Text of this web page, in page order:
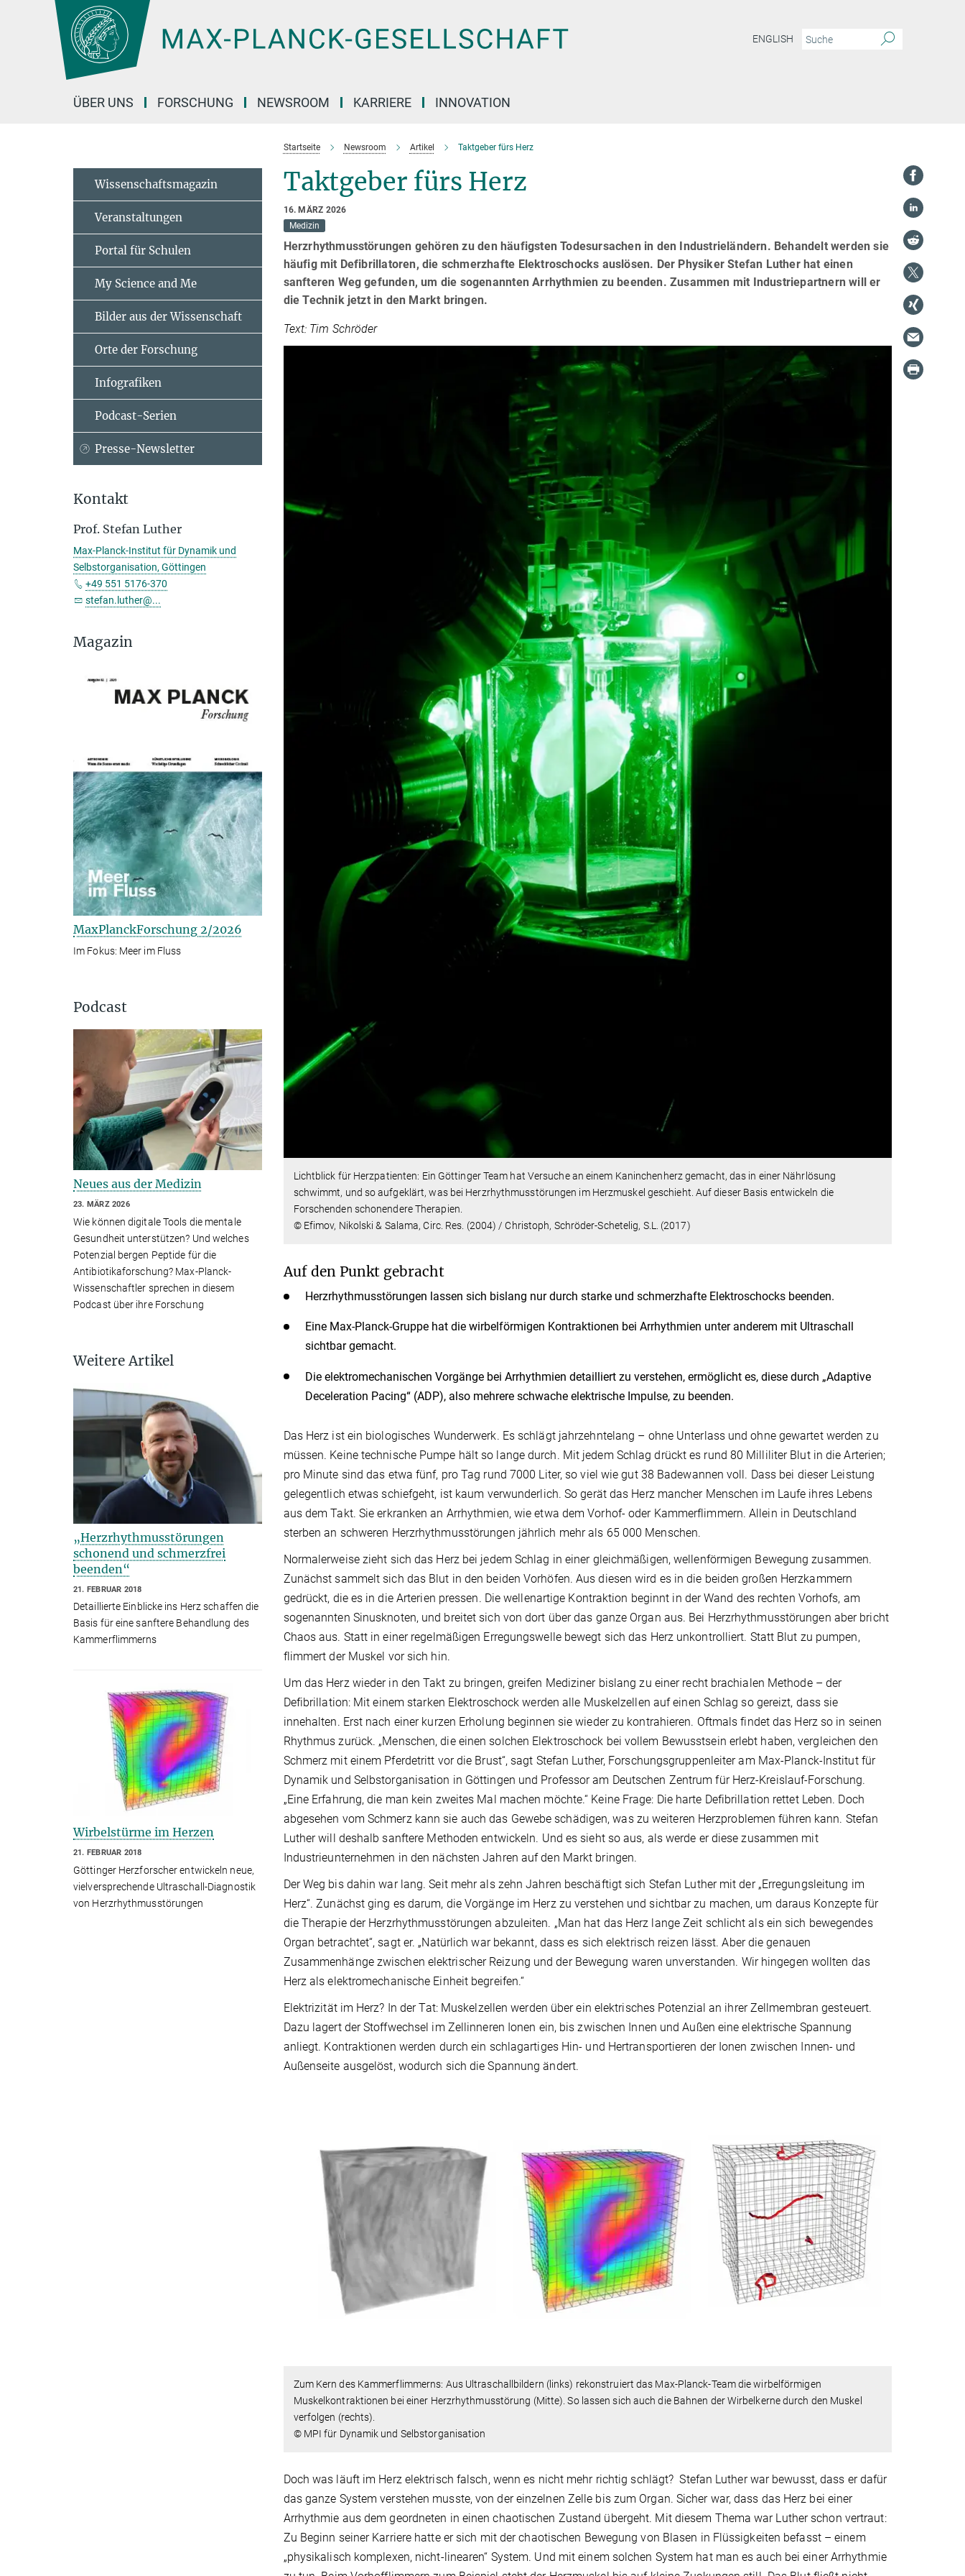
Hauptinhalt
ENGLISH
ÜBER UNS FORSCHUNG NEWSROOM KARRIERE INNOVATION
Startseite Newsroom Artikel Taktgeber fürs Herz
Taktgeber fürs Herz
16. MÄRZ 2026
Medizin
Herzrhythmusstörungen gehören zu den häufigsten Todesursachen in den Industrieländern. Behandelt werden sie
häufig mit Defibrillatoren, die schmerzhafte Elektroschocks auslösen. Der Physiker Stefan Luther hat einen
sanfteren Weg gefunden, um die sogenannten Arrhythmien zu beenden. Zusammen mit Industriepartnern will er
die Technik jetzt in den Markt bringen.
Text: Tim Schröder
Lichtblick für Herzpatienten: Ein Göttinger Team hat Versuche an einem Kaninchenherz gemacht, das in einer Nährlösung
schwimmt, und so aufgeklärt, was bei Herzrhythmusstörungen im Herzmuskel geschieht. Auf dieser Basis entwickeln die
Forschenden schonendere Therapien.
© Efimov, Nikolski & Salama, Circ. Res. (2004) / Christoph, Schröder-Schetelig, S.L. (2017)
Auf den Punkt gebracht
Herzrhythmusstörungen lassen sich bislang nur durch starke und schmerzhafte Elektroschocks beenden.
Eine Max-Planck-Gruppe hat die wirbelförmigen Kontraktionen bei Arrhythmien unter anderem mit Ultraschall
sichtbar gemacht.
Die elektromechanischen Vorgänge bei Arrhythmien detailliert zu verstehen, ermöglicht es, diese durch „Adaptive
Deceleration Pacing“ (ADP), also mehrere schwache elektrische Impulse, zu beenden.
Das Herz ist ein biologisches Wunderwerk. Es schlägt jahrzehntelang – ohne Unterlass und ohne gewartet werden zu
müssen. Keine technische Pumpe hält so lange durch. Mit jedem Schlag drückt es rund 80 Milliliter Blut in die Arterien;
pro Minute sind das etwa fünf, pro Tag rund 7000 Liter, so viel wie gut 38 Badewannen voll. Dass bei dieser Leistung
gelegentlich etwas schiefgeht, ist kaum verwunderlich. So gerät das Herz mancher Menschen im Laufe ihres Lebens
aus dem Takt. Sie erkranken an Arrhythmien, wie etwa dem Vorhof- oder Kammerflimmern. Allein in Deutschland
sterben an schweren Herzrhythmusstörungen jährlich mehr als 65 000 Menschen.
Normalerweise zieht sich das Herz bei jedem Schlag in einer gleichmäßigen, wellenförmigen Bewegung zusammen.
Zunächst sammelt sich das Blut in den beiden Vorhöfen. Aus diesen wird es in die beiden großen Herzkammern
gedrückt, die es in die Arterien pressen. Die wellenartige Kontraktion beginnt in der Wand des rechten Vorhofs, am
sogenannten Sinusknoten, und breitet sich von dort über das ganze Organ aus. Bei Herzrhythmusstörungen aber bricht
Chaos aus. Statt in einer regelmäßigen Erregungswelle bewegt sich das Herz unkontrolliert. Statt Blut zu pumpen,
flimmert der Muskel vor sich hin.
Um das Herz wieder in den Takt zu bringen, greifen Mediziner bislang zu einer recht brachialen Methode – der
Defibrillation: Mit einem starken Elektroschock werden alle Muskelzellen auf einen Schlag so gereizt, dass sie
innehalten. Erst nach einer kurzen Erholung beginnen sie wieder zu kontrahieren. Oftmals findet das Herz so in seinen
Rhythmus zurück. „Menschen, die einen solchen Elektroschock bei vollem Bewusstsein erlebt haben, vergleichen den
Schmerz mit einem Pferdetritt vor die Brust“, sagt Stefan Luther, Forschungsgruppenleiter am Max-Planck-Institut für
Dynamik und Selbstorganisation in Göttingen und Professor am Deutschen Zentrum für Herz-Kreislauf-Forschung.
„Eine Erfahrung, die man kein zweites Mal machen möchte.“ Keine Frage: Die harte Defi­brillation rettet Leben. Doch
abgesehen vom Schmerz kann sie auch das Gewebe schädigen, was zu weiteren Herzproblemen führen kann. Stefan
Luther will deshalb sanftere Methoden entwickeln. Und es sieht so aus, als werde er diese zusammen mit
Industrieunternehmen in den nächsten Jahren auf den Markt bringen.
Der Weg bis dahin war lang. Seit mehr als zehn Jahren beschäftigt sich Stefan Luther mit der „Erregungsleitung im
Herz“. Zunächst ging es darum, die Vorgänge im Herz zu verstehen und sichtbar zu machen, um daraus Konzepte für
die Therapie der Herzrhythmusstörungen abzuleiten. „Man hat das Herz lange Zeit schlicht als ein sich bewegendes
Organ betrachtet“, sagt er. „Natürlich war bekannt, dass es sich elektrisch reizen lässt. Aber die genauen
Zusammenhänge zwischen elektrischer Reizung und der Bewegung waren unverstanden. Wir hingegen wollten das
Herz als elektromechanische Einheit begreifen.“
Elektrizität im Herz? In der Tat: Muskelzellen werden über ein elektrisches Potenzial an ihrer Zellmembran gesteuert.
Dazu lagert der Stoffwechsel im Zellinneren Ionen ein, bis zwischen Innen und Außen eine elektrische Spannung
anliegt. Kontraktionen werden durch ein schlagartiges Hin- und Hertransportieren der Ionen zwischen Innen- und
Außenseite ausgelöst, wodurch sich die Spannung ändert.
Zum Kern des Kammerflimmerns: Aus Ultraschallbildern (links) rekonstruiert das Max-Planck-Team die wirbelförmigen
Muskelkontraktionen bei einer Herzrhythmusstörung (Mitte). So lassen sich auch die Bahnen der Wirbelkerne durch den Muskel
verfolgen (rechts).
© MPI für Dynamik und Selbstorganisation
Doch was läuft im Herz elektrisch falsch, wenn es nicht mehr richtig schlägt? Stefan Luther war bewusst, dass er dafür
das ganze System verstehen musste, von der einzelnen Zelle bis zum Organ. Sicher war, dass das Herz bei einer
Arrhythmie aus dem geordneten in einen chaotischen Zustand übergeht. Mit diesem Thema war Luther schon vertraut:
Zu Beginn seiner Karriere hatte er sich mit der chaotischen Bewegung von Blasen in Flüssigkeiten befasst – einem
„physikalisch komplexen, nicht-linearen“ System. Und mit einem solchen System hat man es auch bei einer Arrhythmie
Wissenschaftsmagazin
Veranstaltungen
Portal für Schulen
My Science and Me
Bilder aus der Wissenschaft
Orte der Forschung
Infografiken
Podcast-Serien
Presse-Newsletter
Kontakt
Prof. Stefan Luther
Max-Planck-Institut für Dynamik und
Selbstorganisation, Göttingen
+49 551 5176-370
stefan.luther@...
Magazin
MaxPlanckForschung 2/2026
Im Fokus: Meer im Fluss
Podcast
Neues aus der Medizin
23. MÄRZ 2026
Wie können digitale Tools die mentale
Gesundheit unterstützen? Und welches
Potenzial bergen Peptide für die
Antibiotikaforschung? Max-Planck-
Wissenschaftler sprechen in diesem
Podcast über ihre Forschung
Weitere Artikel
„Herzrhythmusstörungen
schonend und schmerzfrei
beenden“
21. FEBRUAR 2018
Detaillierte Einblicke ins Herz schaffen die
Basis für eine sanftere Behandlung des
Kammerflimmerns
Wirbelstürme im Herzen
21. FEBRUAR 2018
Göttinger Herzforscher entwickeln neue,
vielversprechende Ultraschall-Diagnostik
von Herzrhythmusstörungen